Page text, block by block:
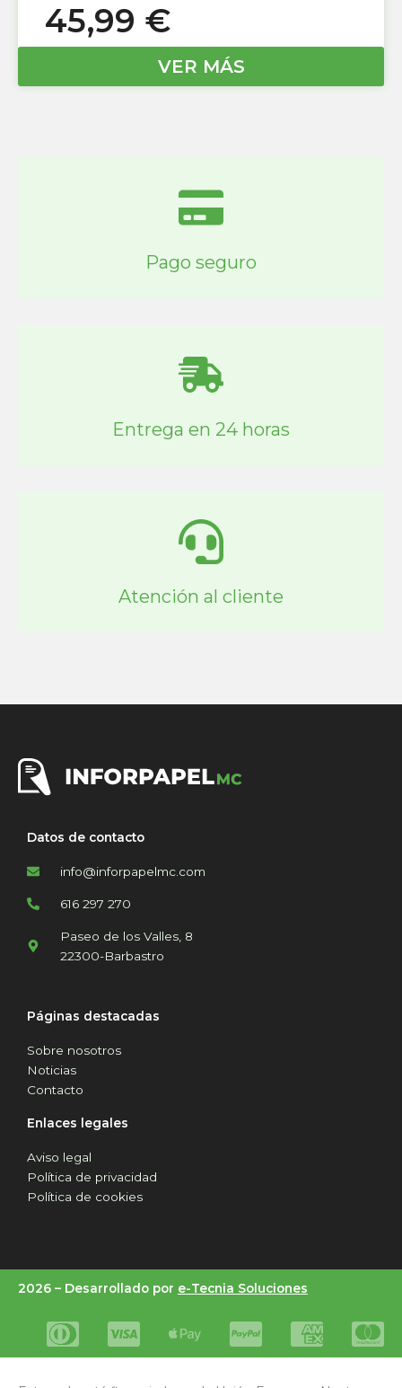
45,99 €
VER MÁS
Pago seguro
Entrega en 24 horas
Atención al cliente
Datos de contacto
info@inforpapelmc.com
616 297 270
Paseo de los Valles, 8
22300-Barbastro
Páginas destacadas
Sobre nosotros
Noticias
Contacto
Enlaces legales
Aviso legal
Política de privacidad
Política de cookies
2026 – Desarrollado por e-Tecnia Soluciones